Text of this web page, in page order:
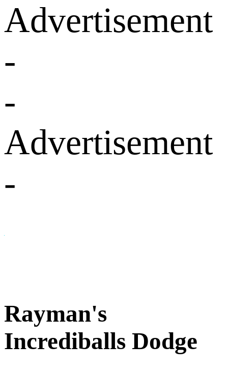
Advertisement
-
-
Advertisement
-
Rayman's
Incrediballs Dodge